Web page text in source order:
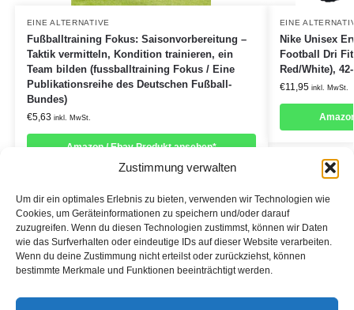
Zustimmung verwalten
Um dir ein optimales Erlebnis zu bieten, verwenden wir Technologien wie
Cookies, um Geräteinformationen zu speichern und/oder darauf
zuzugreifen. Wenn du diesen Technologien zustimmst, können wir Daten
wie das Surfverhalten oder eindeutige IDs auf dieser Website verarbeiten.
Wenn du deine Zustimmung nicht erteilst oder zurückziehst, können
bestimmte Merkmale und Funktionen beeinträchtigt werden.
EINE ALTERNATIVE
Fußballtraining Fokus: Saisonvorbereitung –
Taktik vermitteln, Kondition trainieren, ein
Team bilden (fussballtraining Fokus / Eine
Publikationsreihe des Deutschen Fußball-
Bundes)
€5,63 inkl. MwSt.
Amazon / Ebay Produkt ansehen*
EINE
Nike Unisex
Football Dri
Red/White),
€11,95 inkl. MwSt.
Informationen:
Datenschutzerklärung